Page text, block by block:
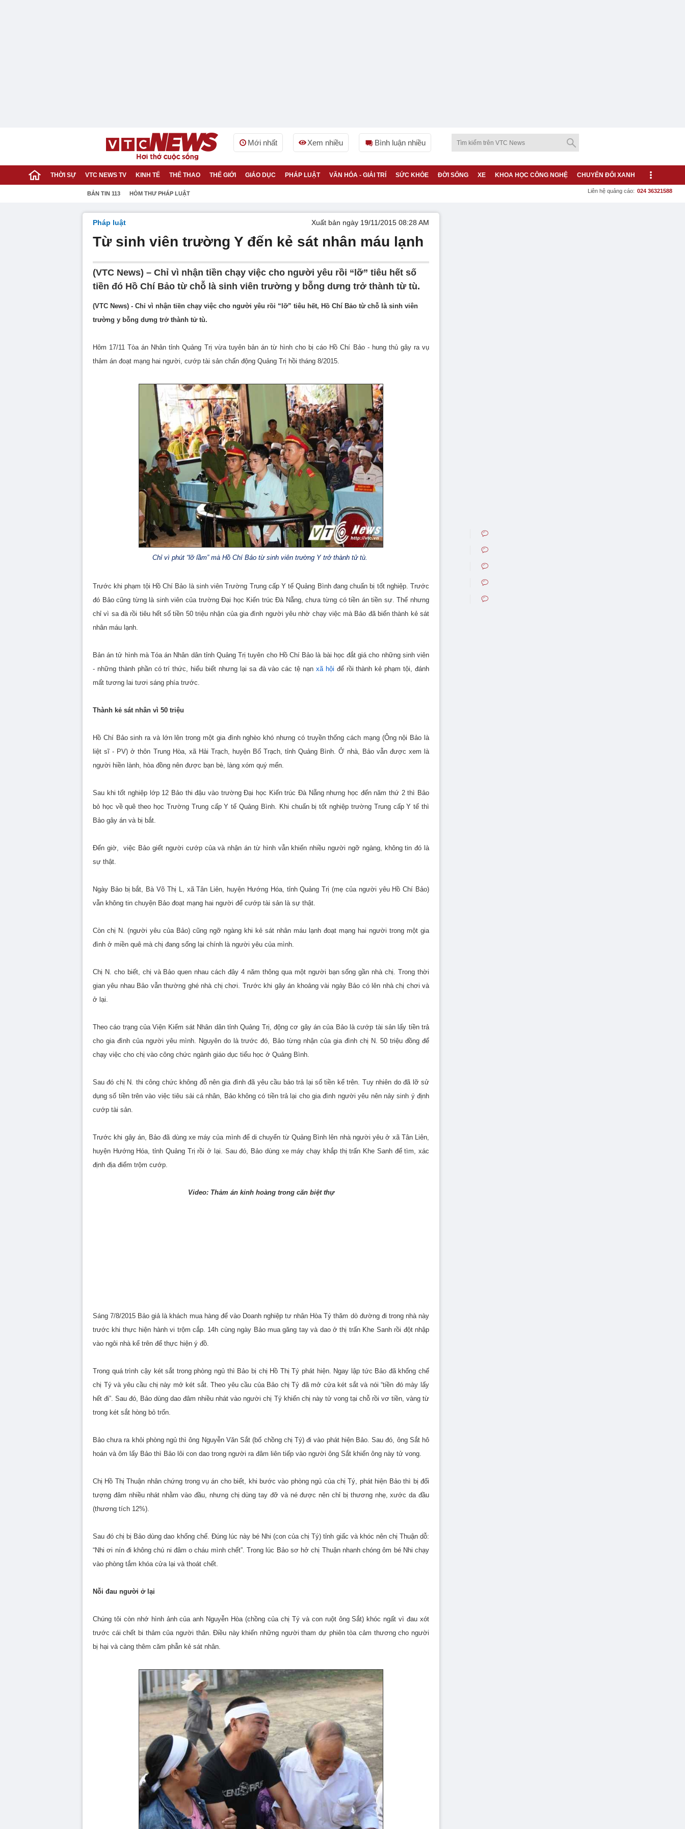
Mới nhất Xem nhiều Bình luận nhiều
THỜI SỰ VTC NEWS TV KINH TẾ THỂ THAO THẾ GIỚI GIÁO DỤC PHÁP LUẬT VĂN HÓA - GIẢI TRÍ SỨC KHỎE ĐỜI SỐNG XE KHOA HỌC CÔNG NGHỆ CHUYỂN ĐỔI XANH
BẢN TIN 113 HÒM THƯ PHÁP LUẬT Liên hệ quảng cáo: 024 36321588
Pháp luật Xuất bản ngày 19/11/2015 08:28 AM
Từ sinh viên trường Y đến kẻ sát nhân máu lạnh
(VTC News) – Chỉ vì nhận tiền chạy việc cho người yêu rồi “lỡ” tiêu hết số
tiền đó Hồ Chí Bảo từ chỗ là sinh viên trường y bỗng dưng trở thành từ tù.
(VTC News) - Chỉ vì nhận tiền chạy việc cho người yêu rồi “lỡ” tiêu hết, Hồ Chí Bảo từ chỗ là sinh viên
trường y bỗng dưng trở thành tử tù.
Hôm 17/11 Tòa án Nhân tỉnh Quảng Trị vừa tuyên bản án từ hình cho bị cáo Hồ Chí Bảo - hung thủ gây ra vụ
thảm án đoạt mạng hai người, cướp tài sản chấn động Quảng Trị hồi tháng 8/2015.
Chỉ vì phút “lỡ lầm” mà Hồ Chí Bảo từ sinh viên trường Y trở thành tử tù.
Trước khi phạm tội Hồ Chí Bảo là sinh viên Trường Trung cấp Y tế Quảng Bình đang chuẩn bị tốt nghiệp. Trước
đó Bảo cũng từng là sinh viên của trường Đại học Kiến trúc Đà Nẵng, chưa từng có tiền án tiền sự. Thế nhưng
chỉ vì sa đà rồi tiêu hết số tiền 50 triệu nhận của gia đình người yêu nhờ chạy việc mà Bảo đã biến thành kẻ sát
nhân máu lạnh.
Bản án tử hình mà Tóa án Nhân dân tỉnh Quảng Trị tuyên cho Hồ Chí Bảo là bài học đắt giá cho những sinh viên
- những thành phần có trí thức, hiểu biết nhưng lại sa đà vào các tệ nạn xã hội để rồi thành kẻ phạm tội, đánh
mất tương lai tươi sáng phía trước.
Thành kẻ sát nhân vì 50 triệu
Hồ Chí Bảo sinh ra và lớn lên trong một gia đình nghèo khó nhưng có truyền thống cách mạng (Ông nội Bảo là
liệt sĩ - PV) ở thôn Trung Hòa, xã Hải Trạch, huyện Bố Trạch, tỉnh Quảng Bình. Ở nhà, Bảo vẫn được xem là
người hiền lành, hòa đồng nên được bạn bè, làng xóm quý mến.
Sau khi tốt nghiệp lớp 12 Bảo thi đậu vào trường Đại học Kiến trúc Đà Nẵng nhưng học đến năm thứ 2 thì Bảo
bỏ học về quê theo học Trường Trung cấp Y tế Quảng Bình. Khi chuẩn bị tốt nghiệp trường Trung cấp Y tế thì
Bảo gây án và bị bắt.
Đến giờ, việc Bảo giết người cướp của và nhận án từ hình vẫn khiến nhiều người ngỡ ngàng, không tin đó là
sự thật.
Ngày Bảo bị bắt, Bà Võ Thị L, xã Tân Liên, huyện Hướng Hóa, tỉnh Quảng Trị (mẹ của người yêu Hồ Chí Bảo)
vẫn không tin chuyện Bảo đoạt mạng hai người để cướp tài sản là sự thật.
Còn chị N. (người yêu của Bảo) cũng ngỡ ngàng khi kẻ sát nhân máu lạnh đoạt mạng hai người trong một gia
đình ở miền quê mà chị đang sống lại chính là người yêu của mình.
Chị N. cho biết, chị và Bảo quen nhau cách đây 4 năm thông qua một người bạn sống gần nhà chị. Trong thời
gian yêu nhau Bảo vẫn thường ghé nhà chị chơi. Trước khi gây án khoảng vài ngày Bảo có lên nhà chị chơi và
ở lại.
Theo cáo trạng của Viện Kiểm sát Nhân dân tỉnh Quảng Trị, động cơ gây án của Bảo là cướp tài sản lấy tiền trả
cho gia đình của người yêu mình. Nguyên do là trước đó, Bảo từng nhận của gia đình chị N. 50 triệu đồng để
chạy việc cho chị vào công chức ngành giáo dục tiểu học ở Quảng Bình.
Sau đó chị N. thi công chức không đỗ nên gia đình đã yêu cầu bảo trả lại số tiền kể trên. Tuy nhiên do đã lỡ sử
dụng số tiền trên vào việc tiêu sài cá nhân, Bảo không có tiền trả lại cho gia đình người yêu nên nảy sinh ý định
cướp tài sản.
Trước khi gây án, Bảo đã dùng xe máy của mình để di chuyển từ Quảng Bình lên nhà người yêu ở xã Tân Liên,
huyện Hướng Hóa, tỉnh Quảng Trị rồi ở lại. Sau đó, Bảo dùng xe máy chạy khắp thị trấn Khe Sanh để tìm, xác
định địa điểm trộm cướp.
Video: Thảm án kinh hoàng trong căn biệt thự
Sáng 7/8/2015 Bảo giả là khách mua hàng để vào Doanh nghiệp tư nhân Hòa Tý thăm dò đường đi trong nhà này
trước khi thực hiện hành vi trộm cắp. 14h cùng ngày Bảo mua găng tay và dao ở thị trấn Khe Sanh rồi đột nhập
vào ngôi nhà kể trên để thực hiện ý đồ.
Trong quá trình cậy két sắt trong phòng ngủ thì Bảo bị chị Hồ Thị Tý phát hiện. Ngay lập tức Bảo đã khống chế
chị Tý và yêu cầu chị này mở két sắt. Theo yêu cầu của Bảo chị Tý đã mở cửa két sắt và nói “tiền đó mày lấy
hết đi”. Sau đó, Bảo dùng dao đâm nhiều nhát vào người chị Tý khiến chị này tử vong tại chỗ rồi vơ tiền, vàng từ
trong két sắt hòng bỏ trốn.
Bảo chưa ra khỏi phòng ngủ thì ông Nguyễn Văn Sắt (bố chồng chị Tý) đi vào phát hiện Bảo. Sau đó, ông Sắt hô
hoán và ôm lấy Bảo thì Bảo lôi con dao trong người ra đâm liên tiếp vào người ông Sắt khiến ông này tử vong.
Chị Hồ Thị Thuận nhân chứng trong vụ án cho biết, khi bước vào phòng ngủ của chị Tý, phát hiện Bảo thì bị đối
tượng đâm nhiều nhát nhằm vào đầu, nhưng chị dùng tay đỡ và né được nên chỉ bị thương nhẹ, xước da đầu
(thương tích 12%).
Sau đó chị bị Bảo dùng dao khống chế. Đúng lúc này bé Nhi (con của chị Tý) tỉnh giấc và khóc nên chị Thuận dỗ:
“Nhi ơi nín đi không chú ni đâm o cháu mình chết”. Trong lúc Bảo sơ hở chị Thuận nhanh chóng ôm bé Nhi chạy
vào phòng tắm khóa cửa lại và thoát chết.
Nỗi đau người ở lại
Chúng tôi còn nhớ hình ảnh của anh Nguyễn Hòa (chồng của chị Tý và con ruột ông Sắt) khóc ngất vì đau xót
trước cái chết bi thảm của người thân. Điều này khiến những người tham dự phiên tòa cảm thương cho người
bị hại và càng thêm căm phẫn kẻ sát nhân.